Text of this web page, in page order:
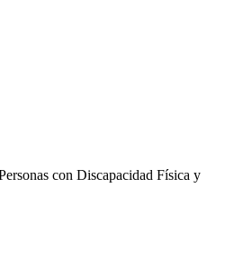
con Discapacidad Física y